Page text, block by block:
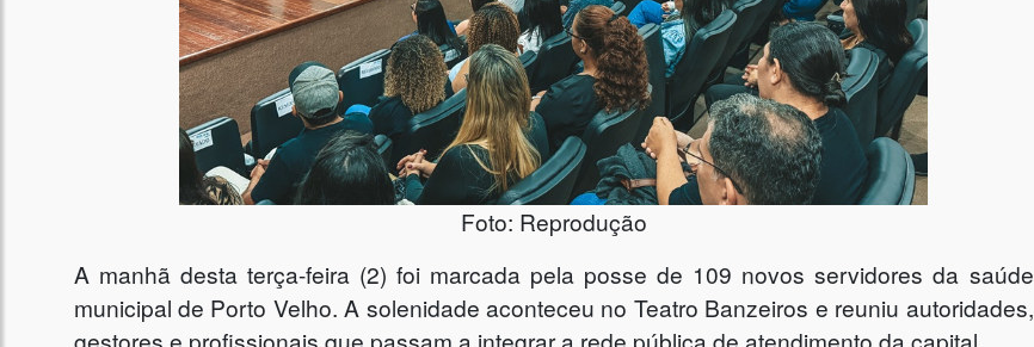
Foto: Reprodução
A manhã desta terça-feira (2) foi marcada pela posse de 109 novos servidores da saúde
municipal de Porto Velho. A solenidade aconteceu no Teatro Banzeiros e reuniu autoridades,